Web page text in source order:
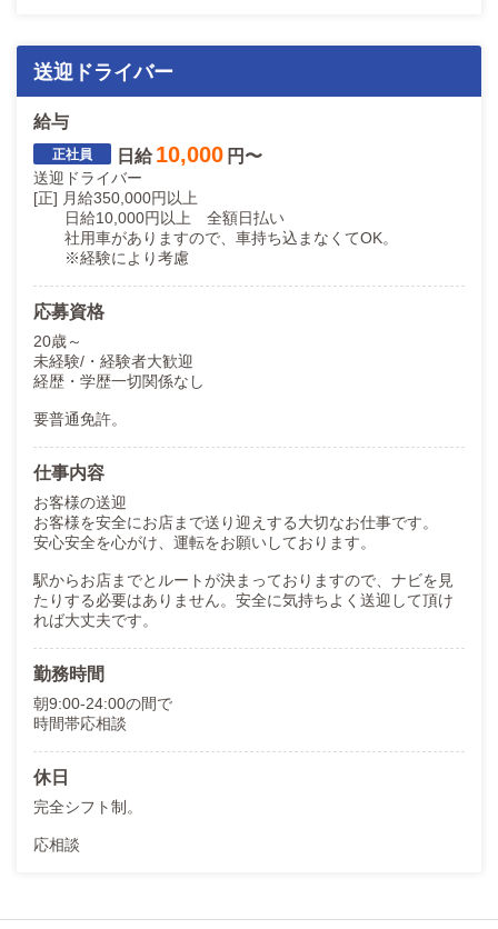
送迎ドライバー
給与
日給 10,000 円〜
送迎ドライバー
[正] 月給350,000円以上
日給10,000円以上 全額日払い
社用車がありますので、車持ち込まなくてOK。
※経験により考慮
応募資格
20歳～
未経験/・経験者大歓迎
経歴・学歴一切関係なし
要普通免許。
仕事内容
お客様の送迎
お客様を安全にお店まで送り迎えする大切なお仕事です。
安心安全を心がけ、運転をお願いしております。
駅からお店までとルートが決まっておりますので、ナビを見
たりする必要はありません。安全に気持ちよく送迎して頂け
れば大丈夫です。
勤務時間
朝9:00-24:00の間で
時間帯応相談
休日
完全シフト制。
応相談